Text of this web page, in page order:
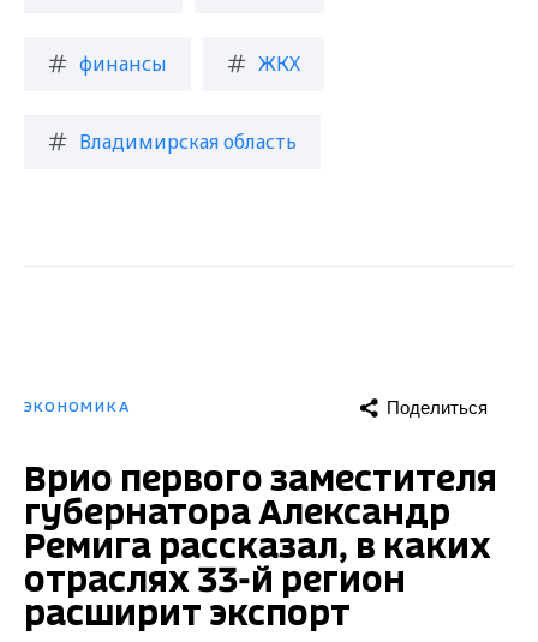
финансы ЖКХ
Владимирская область
ЭКОНОМИКА Поделиться
Врио первого заместителя
губернатора Александр
Ремига рассказал, в каких
отраслях 33-й регион
расширит экспорт